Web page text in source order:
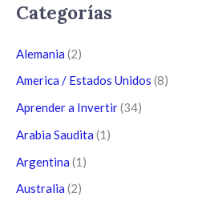
Categorías
Alemania (2)
America / Estados Unidos (8)
Aprender a Invertir(34)
Arabia Saudita (1)
Argentina (1)
Australia (2)